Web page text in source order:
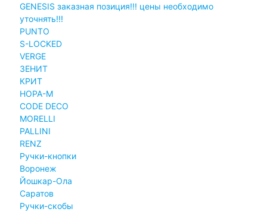
GENESIS заказная позиция!!! цены необходимо
уточнять!!!
PUNTO
S-LOCKED
VERGE
ЗЕНИТ
КРИТ
НОРА-М
CODE DECO
MORELLI
PALLINI
RENZ
Ручки-кнопки
Воронеж
Йошкар-Ола
Саратов
Ручки-скобы